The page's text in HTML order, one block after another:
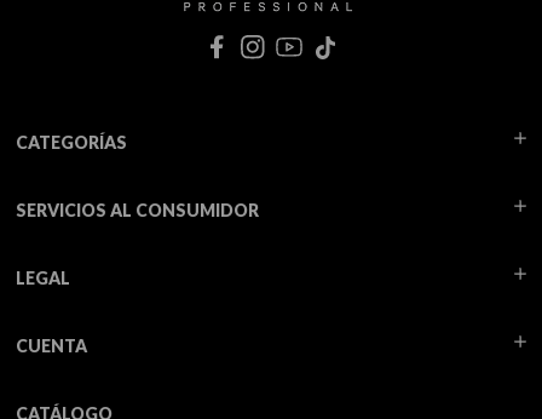
CATEGORÍAS
SERVICIOS AL CONSUMIDOR
LEGAL
CUENTA
CATÁLOGO